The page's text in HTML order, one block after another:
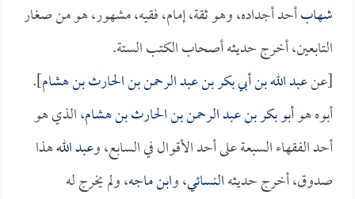
شهابأحد أجداده، وهو ثقة، إمام، فقيه، مشهور، هو من صغار
التابعين، أخرج حديثه أصحاب الكتب الستة.
[عنعبد الله بن أبي بكر بن عبد الرحمن بن الحارث بن هشام].
أبوه هوأبو بكر بن عبد الرحمن بن الحارث بن هشام، الذي هو
أحد الفقهاء السبعة على أحد الأقوال في السابع، وعبد اللههذا
صدوق، أخرج حديثهالنسائي، وابن ماجه، ولم يخرج له